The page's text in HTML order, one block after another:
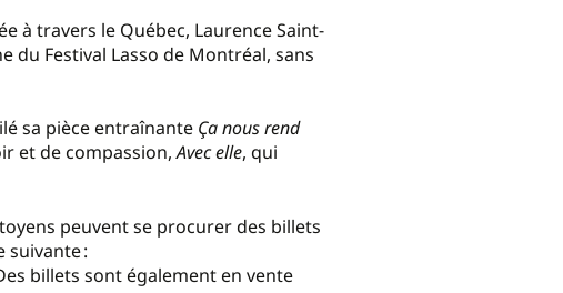
à travers le Québec, Laurence Saint-
Festival Lasso de Montréal, sans
sa pièce entraînante Ça nous rend
et de compassion,Avec elle, qui
peuvent se procurer des billets
suivante :
billets sont également en vente